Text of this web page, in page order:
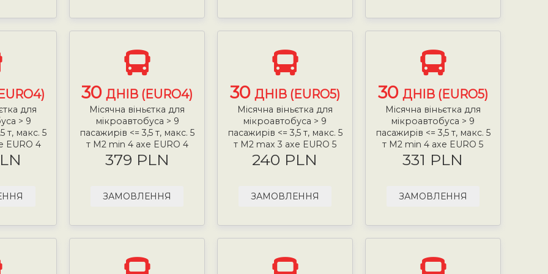
для
> 9
т, макс. 5
EURO 4
30 ДНІВ (EURO4)
Місячна віньєтка для
мікроавтобуса > 9
пасажирів <= 3,5 т, макс. 5
т М2 min 4 axe EURO 4
379 PLN
ЗАМОВЛЕННЯ
30 ДНІВ (EURO5)
Місячна віньєтка для
мікроавтобуса > 9
пасажирів <= 3,5 т, макс. 5
т М2 max 3 axe EURO 5
240 PLN
ЗАМОВЛЕННЯ
30 ДНІВ (EURO5)
Місячна віньєтка для
мікроавтобуса > 9
пасажирів <= 3,5 т, макс. 5
т М2 min 4 axe EURO 5
331 PLN
ЗАМОВЛЕННЯ